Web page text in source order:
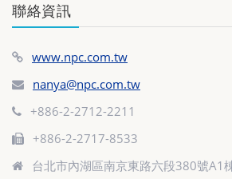
聯絡資訊
www.npc.com.tw
nanya@npc.com.tw
+886-2-2712-2211
+886-2-2717-8533
台北市內湖區南京東路六段380號A1